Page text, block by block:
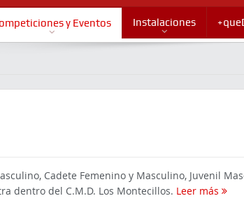
y Eventos Instalaciones
Cadete Femenino y Masculino, Juvenil
dentro del C.M.D. Los Montecillos. Leer más